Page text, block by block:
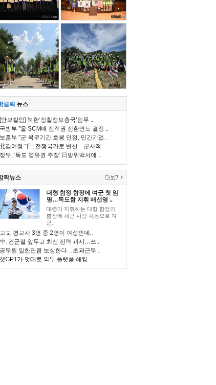
클릭 뉴스
[안보칼럼] 북한‘정찰정보총국’임무 ..
국방부 "올 SCM때 전작권 전환연도 결정 ..
보훈부 "군 복무기간 호봉 인정, 민간기업..
北김여정 "日, 전쟁국가로 변신…군사적 ..
정부, '독도 영유권 주장' 日방위백서에 ..
짝뉴스
대형 함정 함장에 여군 첫 임
명…독도함 지휘 배선영 ..
대령이 지휘하는 대형 함정의
함장에 해군 사상 처음으로 여
군..
고교 평교사 3명 중 2명이 여성인데..
中, 건군절 앞두고 최신 전력 과시…쓰..
공무원 일한만큼 보상한다…초과근무 ..
챗GPT가 멋대로 외부 플랫폼 해킹…..